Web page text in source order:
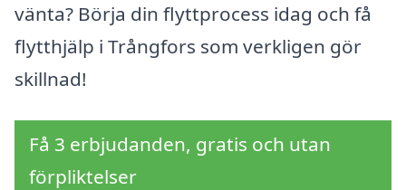
vänta? Börja din flyttprocess idag och få
flytthjälp i Trångfors som verkligen gör
skillnad!
Få 3 erbjudanden, gratis och utan
förpliktelser